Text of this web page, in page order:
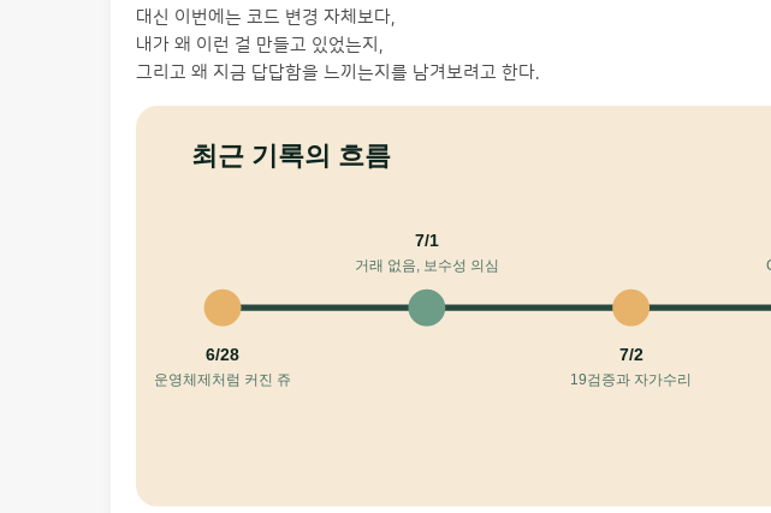
대신 이번에는 코드 변경 자체보다,
내가 왜 이런 걸 만들고 있었는지,
그리고 왜 지금 답답함을 느끼는지를 남겨보려고 한다.